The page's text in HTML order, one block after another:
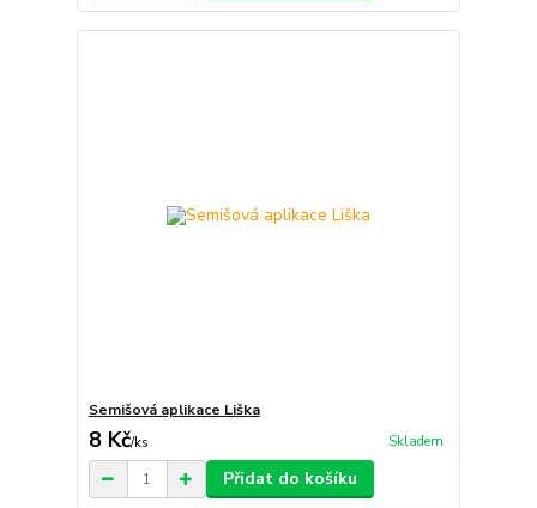
Semišová aplikace Liška
8 Kč/ks Skladem
Přidat do košíku